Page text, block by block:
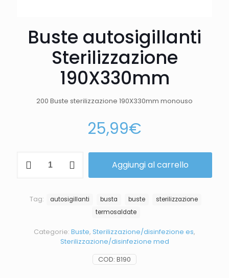
Buste autosigillanti
Sterilizzazione
190X330mm
200 Buste sterilizzazione 190X330mm monouso
25,99€
Aggiungi al carrello
COD: B190
Categorie: Buste, Sterilizzazione/disinfezione es,
Sterilizzazione/disinfezione med
Tag: autosigillanti busta buste
sterilizzazione
termosaldate